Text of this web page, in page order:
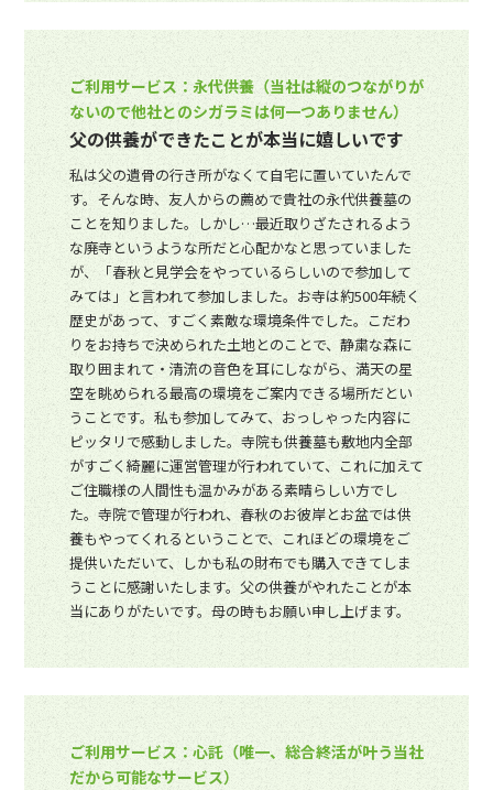
ご利用サービス：永代供養（当社は縦のつながりが
ないので他社とのシガラミは何一つありません）
父の供養ができたことが本当に嬉しいです
私は父の遺骨の行き所がなくて自宅に置いていたんで
す。そんな時、友人からの薦めで貴社の永代供養墓の
ことを知りました。しかし…最近取りざたされるよう
な廃寺というような所だと心配かなと思っていました
が、「春秋と見学会をやっているらしいので参加して
みては」と言われて参加しました。お寺は約500年続く
歴史があって、すごく素敵な環境条件でした。こだわ
りをお持ちで決められた土地とのことで、静粛な森に
取り囲まれて・清流の音色を耳にしながら、満天の星
空を眺められる最高の環境をご案内できる場所だとい
うことです。私も参加してみて、おっしゃった内容に
ピッタリで感動しました。寺院も供養墓も敷地内全部
がすごく綺麗に運営管理が行われていて、これに加えて
ご住職様の人間性も温かみがある素晴らしい方でし
た。寺院で管理が行われ、春秋のお彼岸とお盆では供
養もやってくれるということで、これほどの環境をご
提供いただいて、しかも私の財布でも購入できてしま
うことに感謝いたします。父の供養がやれたことが本
当にありがたいです。母の時もお願い申し上げます。
ご利用サービス：心託（唯一、総合終活が叶う当社
だから可能なサービス）